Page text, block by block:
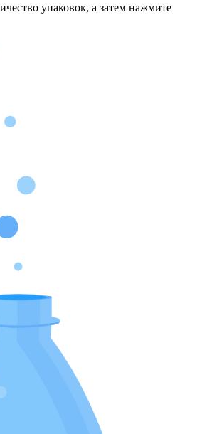
упаковок, а затем нажмите